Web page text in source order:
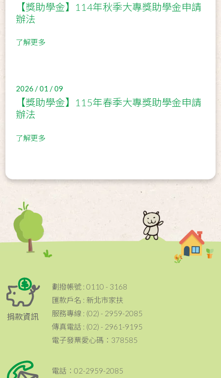
【獎助學金】114年秋季大專獎助學金申請
辦法
了解更多
2026 / 01 / 09
【獎助學金】115年春季大專獎助學金申請
辦法
了解更多
捐款資訊
劃撥帳號 : 0110 - 3168
匯款戶名 : 新北市家扶
服務專線 : (02) - 2959-2085
傳真電話 : (02) - 2961-9195
電子發票愛心碼：378585
電話：02-2959-2085